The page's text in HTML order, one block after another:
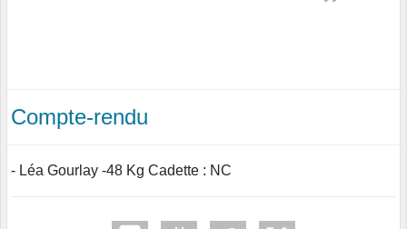
Compte-rendu
- Léa Gourlay -48 Kg Cadette : NC